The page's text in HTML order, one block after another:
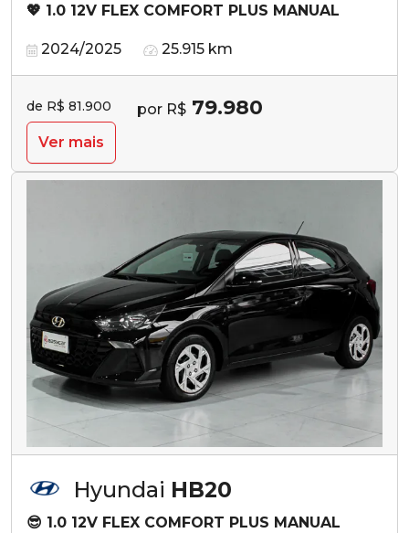
💖 1.0 12V FLEX COMFORT PLUS MANUAL
2024/2025 25.915 km
de R$ 81.900 por R$ 79.980
Ver mais
Hyundai HB20
😎 1.0 12V FLEX COMFORT PLUS MANUAL